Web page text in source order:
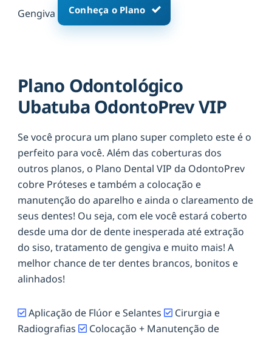
Gengiva Conheça o Plano
Plano Odontológico
Ubatuba OdontoPrev VIP
Se você procura um plano super completo este é o
perfeito para você. Além das coberturas dos
outros planos, o Plano Dental VIP da OdontoPrev
cobre Próteses e também a colocação e
manutenção do aparelho e ainda o clareamento de
seus dentes! Ou seja, com ele você estará coberto
desde uma dor de dente inesperada até extração
do siso, tratamento de gengiva e muito mais! A
melhor chance de ter dentes brancos, bonitos e
alinhados!
Aplicação de Flúor e Selantes
Cirurgia e
Radiografias
Colocação + Manutenção de